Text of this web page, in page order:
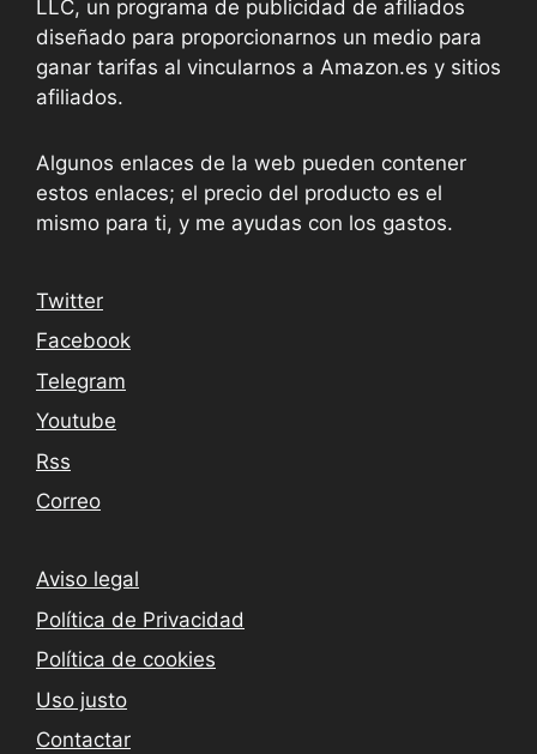
LLC, un programa de publicidad de afiliados
diseñado para proporcionarnos un medio para
ganar tarifas al vincularnos a Amazon.es y sitios
afiliados.
Algunos enlaces de la web pueden contener
estos enlaces; el precio del producto es el
mismo para ti, y me ayudas con los gastos.
Twitter
Facebook
Telegram
Youtube
Rss
Correo
Aviso legal
Política de Privacidad
Política de cookies
Uso justo
Contactar